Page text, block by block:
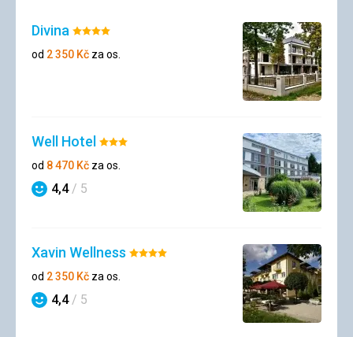
Divina Hodnocení:
4/5
od 2 350 Kč za os.
Well Hotel Hodnocení:
3/5
od 8 470 Kč za os.
Hodnocení
4,4/ 5
Xavin Wellness Hodnocení:
od 2 350 Kč za os.
Hodnocení
4,4/ 5